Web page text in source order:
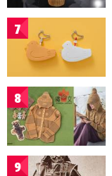
7
8
9